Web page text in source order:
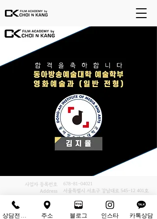
사업자 등록번호
Address
678-81-04021
서울특별시 서초구 강남대로 545-12 401 호
ⓒ Copyrights - (주)최앤강. all rights reserved.
주소 블로그 인스타 카톡상담